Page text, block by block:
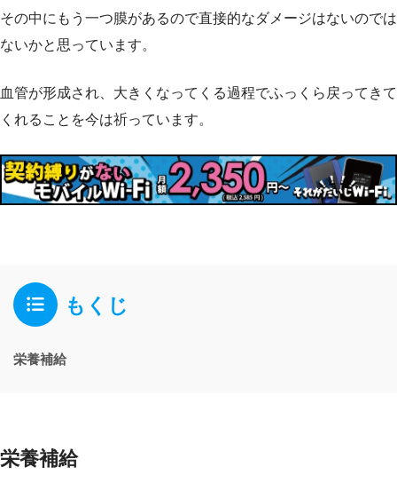
その中にもう一つ膜があるので直接的なダメージはないのでは
ないかと思っています。
血管が形成され、大きくなってくる過程でふっくら戻ってきて
くれることを今は祈っています。
もくじ
栄養補給
栄養補給